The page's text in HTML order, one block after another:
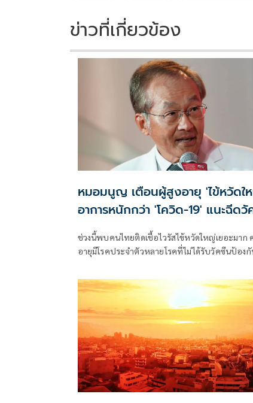
k k
ข่าวที่เกี่ยวข้อง
หมอมนูญ เตือนผู้สูงอายุ 'ไข้หวัดใ
อาการหนักกว่า 'โควิด-19' แนะฉีด
ละเข็ม ลดรุนแรง
ช่วงนี้พบคนไทยติดเชื้อไวรัสไข้หวัดใหญ่เยอะมาก
อายุมีโรคประจำตัวหลายโรคที่ไม่ได้รับวัคซีนป้องกั